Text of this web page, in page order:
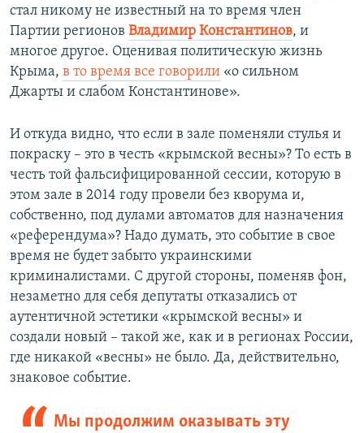
стал никому не известный на то время член
Партии регионов Владимир Константинов, и
многое другое. Оценивая политическую жизнь
Крыма, в то время все говорили «о сильном
Джарты и слабом Константинове».
И откуда видно, что если в зале поменяли стулья и
покраску – это в честь «крымской весны»? То есть в
честь той фальсифицированной сессии, которую в
этом зале в 2014 году провели без кворума и,
собственно, под дулами автоматов для назначения
«референдума»? Надо думать, это событие в свое
время не будет забыто украинскими
криминалистами. С другой стороны, поменяв фон,
незаметно для себя депутаты отказались от
аутентичной эстетики «крымской весны» и
создали новый – такой же, как и в регионах России,
где никакой «весны» не было. Да, действительно,
знаковое событие.
Мы продолжим оказывать эту